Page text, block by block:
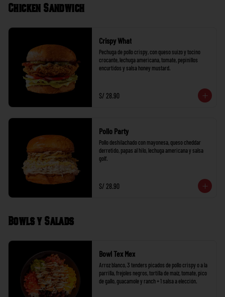
Chicken Sandwich
Crispy What
Pechuga de pollo crispy, con queso suizo y tocino
crocante, lechuga americana, tomate, pepinillos
encurtidos y salsa honey mustard.
S/ 28.90
Pollo Party
Pollo deshilachado con mayonesa, queso cheddar
derretido, papas al hilo, lechuga americana y salsa
golf.
S/ 28.90
Bowls y Salads
Bowl Tex Mex
Arroz blanco, 3 tenders picados de pollo crispy o a la
parrilla, frejoles negros, tortilla de maíz, tomate, pico
de gallo, guacamole y ranch + 1 salsa a elección.